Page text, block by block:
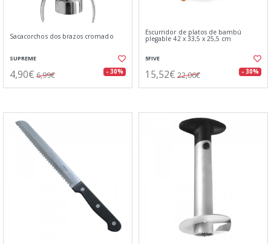
Sacacorchos dos brazos cromado
SUPREME
4,90€ 6,99€ - 30%
Escurridor de platos de bambú
plegable 42 x 33,5 x 25,5 cm
5FIVE
15,52€ 22,06€ - 30%